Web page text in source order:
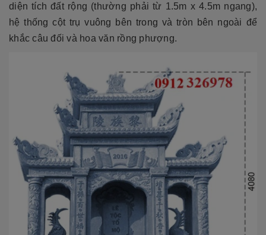
diện tích đất rộng (thường phải từ 1.5m x 4.5m ngang),
hệ thống cột trụ vuông bên trong và tròn bên ngoài để
khắc câu đối và hoa văn rồng phượng.